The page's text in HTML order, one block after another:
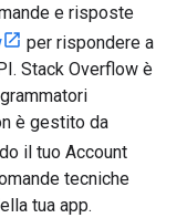
e risposte
per rispondere a
. Stack Overflow è
è gestito da
il tuo Account
tecniche
tua app.